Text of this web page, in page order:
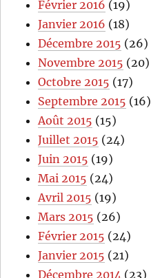
Février 2016 (19)
Janvier 2016 (18)
Décembre 2015 (26)
Novembre 2015 (20)
Octobre 2015 (17)
Septembre 2015 (16)
Août 2015 (15)
Juillet 2015 (24)
Juin 2015 (19)
Mai 2015 (24)
Avril 2015 (19)
Mars 2015 (26)
Février 2015 (24)
Janvier 2015 (21)
Décembre 2014 (23)